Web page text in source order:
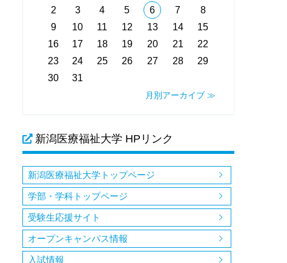
2
3 4 5 6 7
8
9
10 11 12 13 14
15
16
17 18 19 20 21
22
23
24 25 26 27 28
29
30
31
月別アーカイブ ≫
新潟医療福祉大学 HPリンク
新潟医療福祉大学トップページ
学部・学科トップページ
受験生応援サイト
オープンキャンパス情報
入試情報